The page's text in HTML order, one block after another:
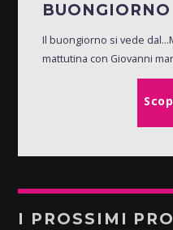
Il buongiorno si vede
mattutina con Giovanni
I PROSSIMI